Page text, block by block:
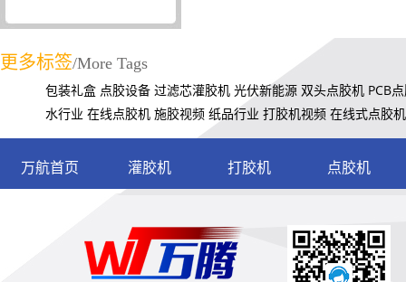
更多标签/More Tags
包装礼盒 点胶设备 过滤芯灌胶机 光伏新能源 双头点胶机 PCB
水行业 在线点胶机 施胶视频 纸品行业 打胶机视频 在线式点胶机
万航首页 灌胶机 打胶机 点胶机